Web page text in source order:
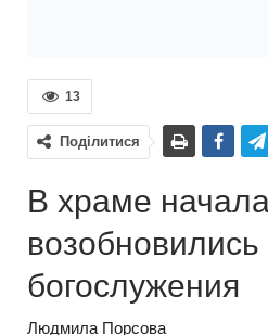
13
Поділитися
В храме
возобновились
богослужения
Людмила Порсова